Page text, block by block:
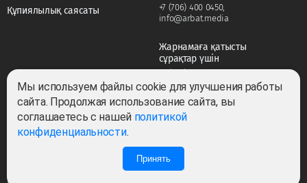
Құпиялылық саясаты
+7 (706) 400 0450,
info@arbat.media
Жарнамаға қатысты
сұрақтар үшін
adv@arbat.media
Барлық құқықтар сақталған ©2022-2026. Собственник — ТОО «ARBAT MEDIA
HOLDING». Cвидетельство СМИ №KZ23VPY00045884 от 11.02.2022
Мы используем файлы cookie для улучшения работы
сайта. Продолжая использование сайта, вы
соглашаетесь с нашей политикой
конфиденциальности.
Принять